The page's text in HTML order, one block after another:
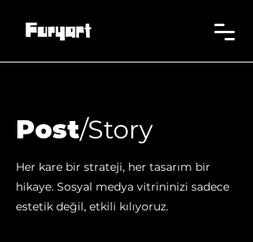
Post/Story
Her kare bir strateji, her tasarım bir
hikaye. Sosyal medya vitrininizi sadece
estetik değil, etkili kılıyoruz.